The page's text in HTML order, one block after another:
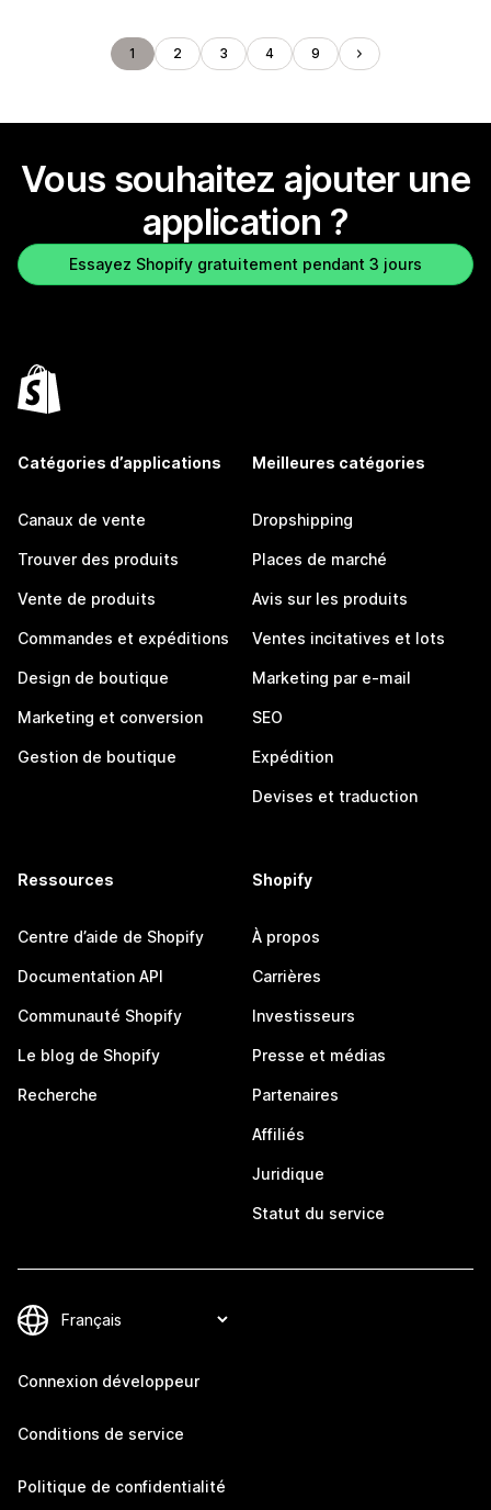
1 2 3 4 9
Vous souhaitez ajouter une
application ?
Essayez Shopify gratuitement pendant 3 jours
Catégories d’applications
Canaux de vente
Trouver des produits
Vente de produits
Commandes et expéditions
Design de boutique
Marketing et conversion
Gestion de boutique
Meilleures catégories
Dropshipping
Places de marché
Avis sur les produits
Ventes incitatives et lots
Marketing par e-mail
SEO
Expédition
Devises et traduction
Ressources
Centre d’aide de Shopify
Documentation API
Communauté Shopify
Le blog de Shopify
Recherche
Shopify
À propos
Carrières
Investisseurs
Presse et médias
Partenaires
Affiliés
Juridique
Statut du service
Connexion développeur
Conditions de service
Politique de confidentialité